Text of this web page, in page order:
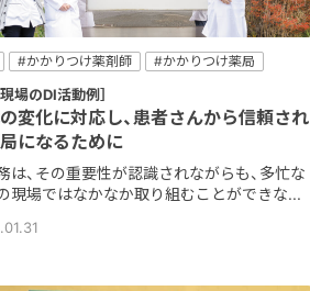
#かかりつけ薬剤師
#かかりつけ薬局
指導
現場のDI活動例］
変化に対応し、患者さんから信頼され
になるために
は、その重要性が認識されながらも、多忙な
現場ではなかなか取り組むことができな...